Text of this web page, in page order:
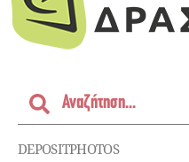
DEPOSITPHOTOS